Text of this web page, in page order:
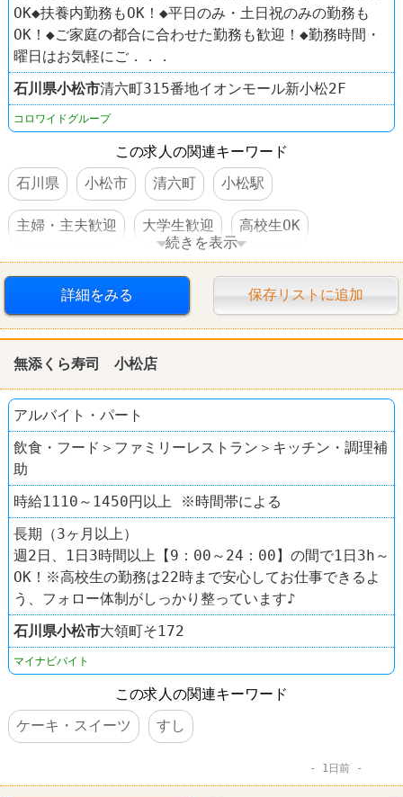
OK◆扶養内勤務もOK！◆平日のみ・土日祝のみの勤務も
OK！◆ご家庭の都合に合わせた勤務も歓迎！◆勤務時間・
曜日はお気軽にご．．．
石川県小松市清六町315番地イオンモール新小松2F
コロワイドグループ
この求人の関連キーワード
石川県
小松市 清六町 小松駅
主婦・主夫歓迎 大学生歓迎 高校生OK
交通費支給 社員登用あり 車・バイク通勤可
続きを表示
詳細をみる 保存リストに追加
無添くら寿司 小松店
アルバイト・パート
飲食・フード＞ファミリーレストラン＞キッチン・調理補
助
時給1110～1450円以上 ※時間帯による
長期（3ヶ月以上）
週2日、1日3時間以上【9：00～24：00】の間で1日3h～
OK！※高校生の勤務は22時まで安心してお仕事できるよ
う、フォロー体制がしっかり整っています♪
石川県小松市大領町そ172
マイナビバイト
この求人の関連キーワード
ケーキ・スイーツ
すし
1日前